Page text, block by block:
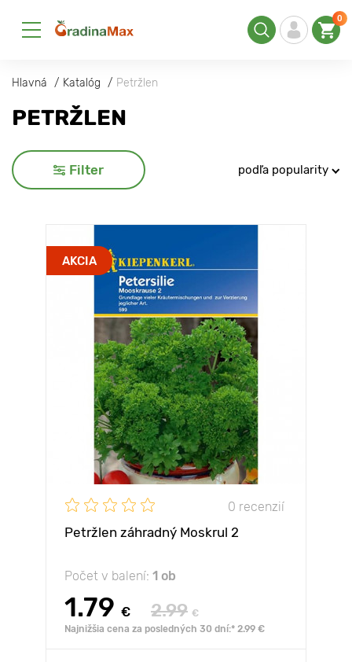
0
Hlavná Katalóg Petržlen
PETRŽLEN
Filter podľa popularity
AKCIA
0 recenzií
Petržlen záhradný Moskrul 2
Počet v balení: 1 ob
1.79 € 2.99 €
Najnižšia cena za posledných 30 dní:* 2.99 €